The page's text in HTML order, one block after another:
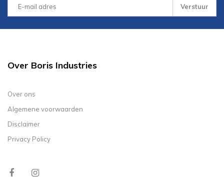
Verstuur
Over Boris Industries
Over ons
Algemene voorwaarden
Disclaimer
Privacy Policy